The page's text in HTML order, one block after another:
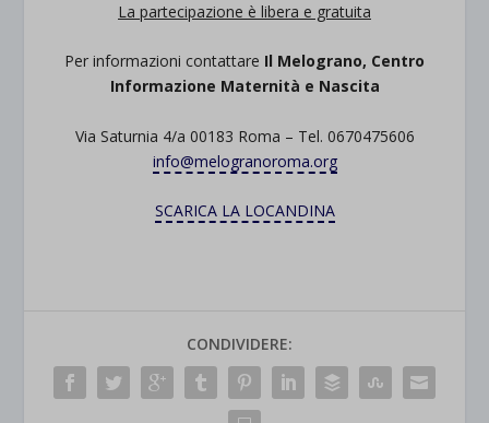
La partecipazione è libera e gratuita
Per informazioni contattare Il Melograno, Centro
Informazione Maternità e Nascita
Via Saturnia 4/a 00183 Roma – Tel. 0670475606
info@melogranoroma.org
SCARICA LA LOCANDINA
CONDIVIDERE: